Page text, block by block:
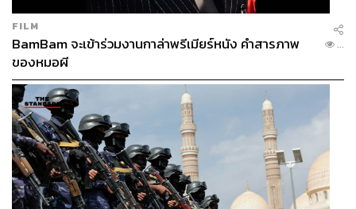
TAGS:
สยามสมาคมในพระบรมราชูปถัมภ์
ภาคเอกชน
การพัฒนาที่ยั่งยืน
การอนุรักษ์
FILM
BamBam จะเข้าร่วมงานกาล่าพรีเมียร์หนัง คำสารภาพ
ของหมอผี
...